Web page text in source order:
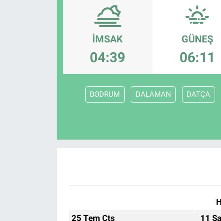
İMSAK
04:39
GÜNEŞ
06:11
BODRUM DALAMAN DATÇA
25 Tem Cts
11